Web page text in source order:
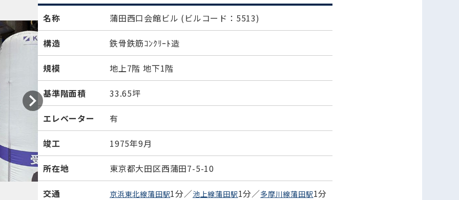
名称 蒲田西口会館ビル (ビルコード：5513)
構造 鉄骨鉄筋ｺﾝｸﾘｰﾄ造
規模 地上7階 地下1階
基準階面積 33.65坪
エレベーター 有
竣工 1975年9月
所在地 東京都大田区西蒲田7-5-10
交通 京浜東北線蒲田駅1分／池上線蒲田駅1分／多摩川線蒲田駅1分